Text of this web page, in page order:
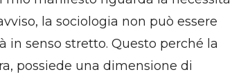
la sociologia non può essere
in senso stretto. Questo perché la
possiede una dimensione di